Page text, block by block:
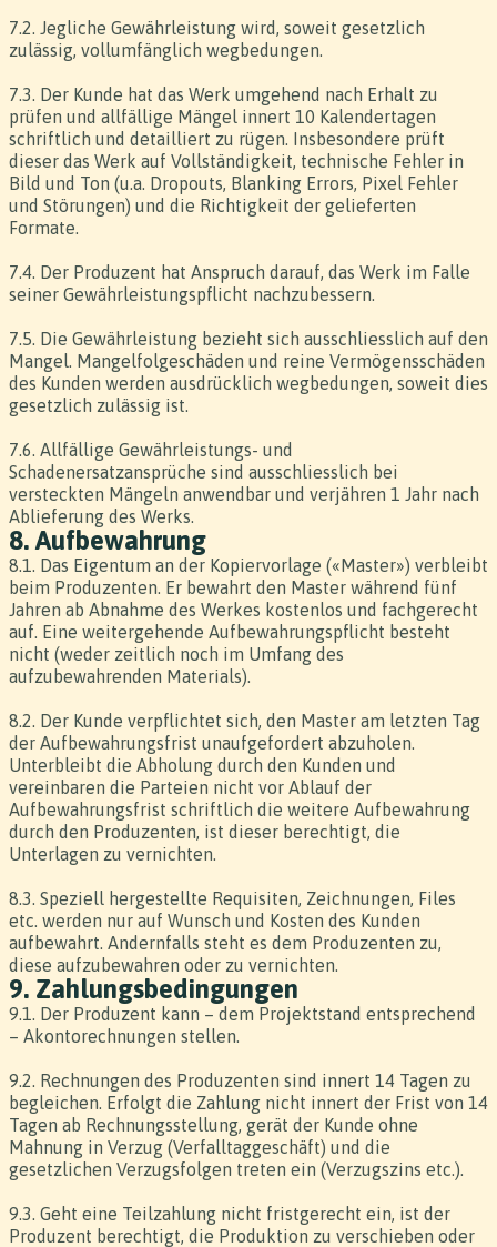
7.2. Jegliche Gewährleistung wird, soweit gesetzlich
zulässig, vollumfänglich wegbedungen.
7.3. Der Kunde hat das Werk umgehend nach Erhalt zu
prüfen und allfällige Mängel innert 10 Kalendertagen
schriftlich und detailliert zu rügen. Insbesondere prüft
dieser das Werk auf Vollständigkeit, technische Fehler in
Bild und Ton (u.a. Dropouts, Blanking Errors, Pixel Fehler
und Störungen) und die Richtigkeit der gelieferten
Formate.
7.4. Der Produzent hat Anspruch darauf, das Werk im Falle
seiner Gewährleistungspflicht nachzubessern.
7.5. Die Gewährleistung bezieht sich ausschliesslich auf den
Mangel. Mangelfolgeschäden und reine Vermögensschäden
des Kunden werden ausdrücklich wegbedungen, soweit dies
gesetzlich zulässig ist.
7.6. Allfällige Gewährleistungs- und
Schadenersatzansprüche sind ausschliesslich bei
versteckten Mängeln anwendbar und verjähren 1 Jahr nach
Ablieferung des Werks.
8. Aufbewahrung
8.1. Das Eigentum an der Kopiervorlage («Master») verbleibt
beim Produzenten. Er bewahrt den Master während fünf
Jahren ab Abnahme des Werkes kostenlos und fachgerecht
auf. Eine weitergehende Aufbewahrungspflicht besteht
nicht (weder zeitlich noch im Umfang des
aufzubewahrenden Materials).
8.2. Der Kunde verpflichtet sich, den Master am letzten Tag
der Aufbewahrungsfrist unaufgefordert abzuholen.
Unterbleibt die Abholung durch den Kunden und
vereinbaren die Parteien nicht vor Ablauf der
Aufbewahrungsfrist schriftlich die weitere Aufbewahrung
durch den Produzenten, ist dieser berechtigt, die
Unterlagen zu vernichten.
8.3. Speziell hergestellte Requisiten, Zeichnungen, Files
etc. werden nur auf Wunsch und Kosten des Kunden
aufbewahrt. Andernfalls steht es dem Produzenten zu,
diese aufzubewahren oder zu vernichten.
9. Zahlungsbedingungen
9.1. Der Produzent kann – dem Projektstand entsprechend
– Akontorechnungen stellen.
9.2. Rechnungen des Produzenten sind innert 14 Tagen zu
begleichen. Erfolgt die Zahlung nicht innert der Frist von 14
Tagen ab Rechnungsstellung, gerät der Kunde ohne
Mahnung in Verzug (Verfalltaggeschäft) und die
gesetzlichen Verzugsfolgen treten ein (Verzugszins etc.).
9.3. Geht eine Teilzahlung nicht fristgerecht ein, ist der
Produzent berechtigt, die Produktion zu verschieben oder